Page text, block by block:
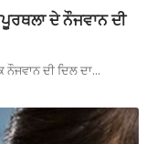
ਦੇ ਨੌਜਵਾਨ ਦੀ
ਨੌਜਵਾਨ ਦੀ ਦਿਲ ਦਾ…